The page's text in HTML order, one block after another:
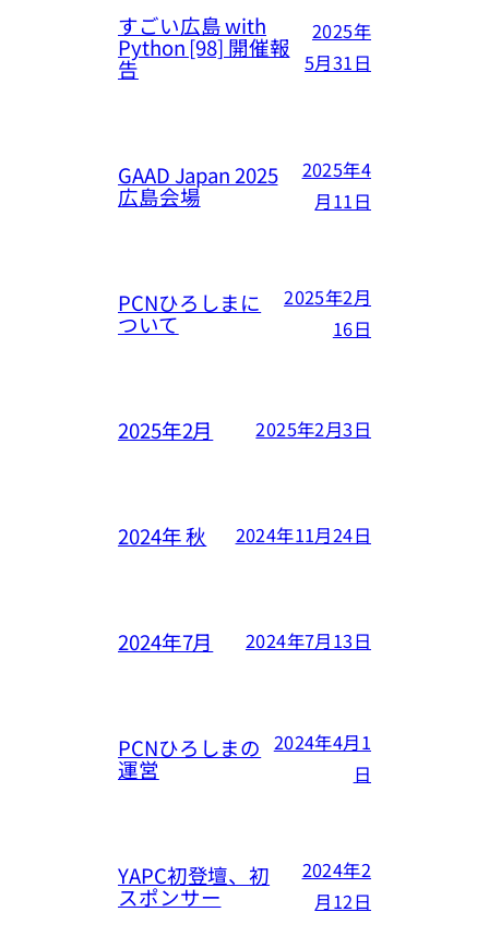
すごい広島 with
Python [98] 開催報
告
2025年
5月31日
GAAD Japan 2025
広島会場
2025年4
月11日
PCNひろしまに
ついて
2025年2月
16日
2025年2月 2025年2月3日
2024年 秋 2024年11月24日
2024年7月 2024年7月13日
PCNひろしまの
運営
2024年4月1
日
YAPC初登壇、初
スポンサー
2024年2
月12日